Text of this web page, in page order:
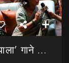
बुग्याल प्रोडक्शन की ओर से ‘हे Lathयाला’ गाने की शानदार लॉन्चिंग || Hey Lathyala || Garhwali Song